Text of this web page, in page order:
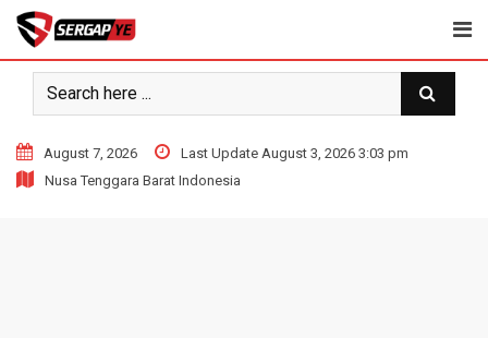
Skip
content
August 7, 2026
Last Update August 3, 2026 3:03 pm
Nusa Tenggara Barat Indonesia